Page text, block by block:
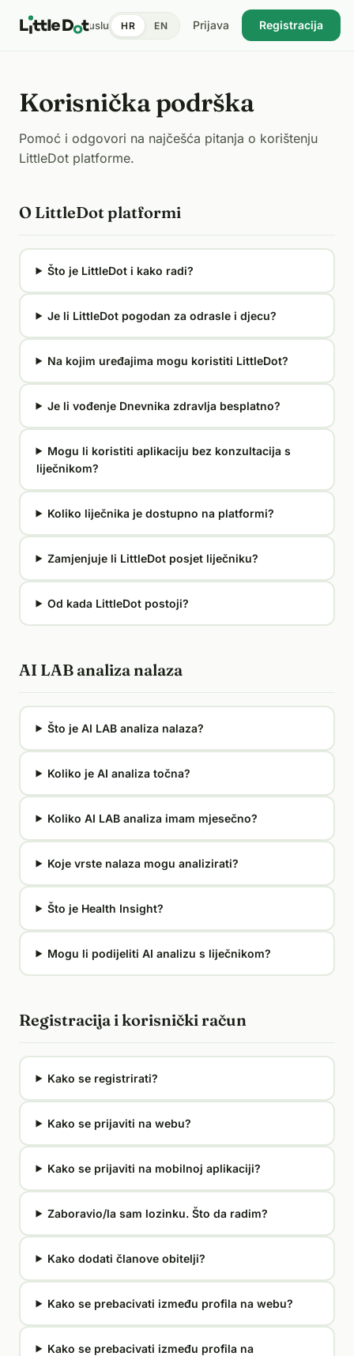
Doktori Pronađi uslugu USKORO CijeneDnevnik zdravljaBlog
HR EN Prijava Registracija
Korisnička podrška
Pomoć i odgovori na najčešća pitanja o korištenju
LittleDot platforme.
O LittleDot platformi
Što je LittleDot i kako radi?
Je li LittleDot pogodan za odrasle i djecu?
Na kojim uređajima mogu koristiti LittleDot?
Je li vođenje Dnevnika zdravlja besplatno?
Mogu li koristiti aplikaciju bez konzultacija s
liječnikom?
Koliko liječnika je dostupno na platformi?
Zamjenjuje li LittleDot posjet liječniku?
Od kada LittleDot postoji?
AI LAB analiza nalaza
Što je AI LAB analiza nalaza?
Koliko je AI analiza točna?
Koliko AI LAB analiza imam mjesečno?
Koje vrste nalaza mogu analizirati?
Što je Health Insight?
Mogu li podijeliti AI analizu s liječnikom?
Registracija i korisnički račun
Kako se registrirati?
Kako se prijaviti na webu?
Kako se prijaviti na mobilnoj aplikaciji?
Zaboravio/la sam lozinku. Što da radim?
Kako dodati članove obitelji?
Kako se prebacivati između profila na webu?
Kako se prebacivati između profila na